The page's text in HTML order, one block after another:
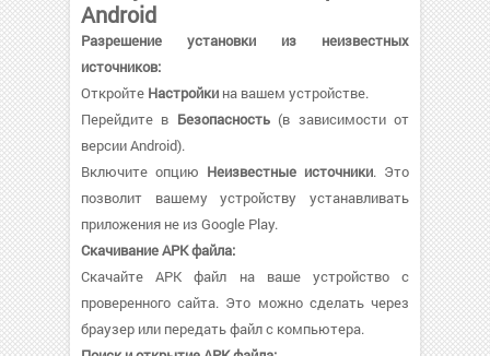
Android
Разрешение установки из неизвестных
источников:
Откройте Настройки на вашем устройстве.
Перейдите в Безопасность(в зависимости от
версии Android).
Включите опцию Неизвестные источники. Это
позволит вашему устройству устанавливать
приложения не из Google Play.
Скачивание APK файла:
Скачайте APK файл на ваше устройство с
проверенного сайта. Это можно сделать через
браузер или передать файл с компьютера.